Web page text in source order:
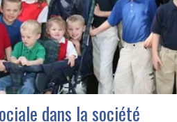
dans la société